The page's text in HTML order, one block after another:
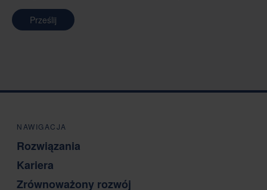
Prześlij
NAWIGACJA
Rozwiązania
Kariera
Zrównoważony rozwój